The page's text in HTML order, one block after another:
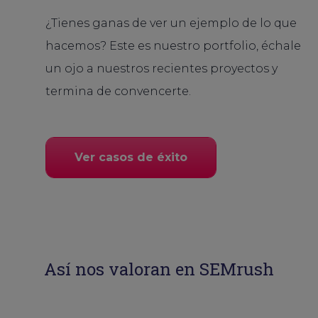
¿Tienes ganas de ver un ejemplo de lo que
hacemos? Este es nuestro portfolio, échale
un ojo a nuestros recientes proyectos y
termina de convencerte.
Ver casos de éxito
Así nos valoran en SEMrush